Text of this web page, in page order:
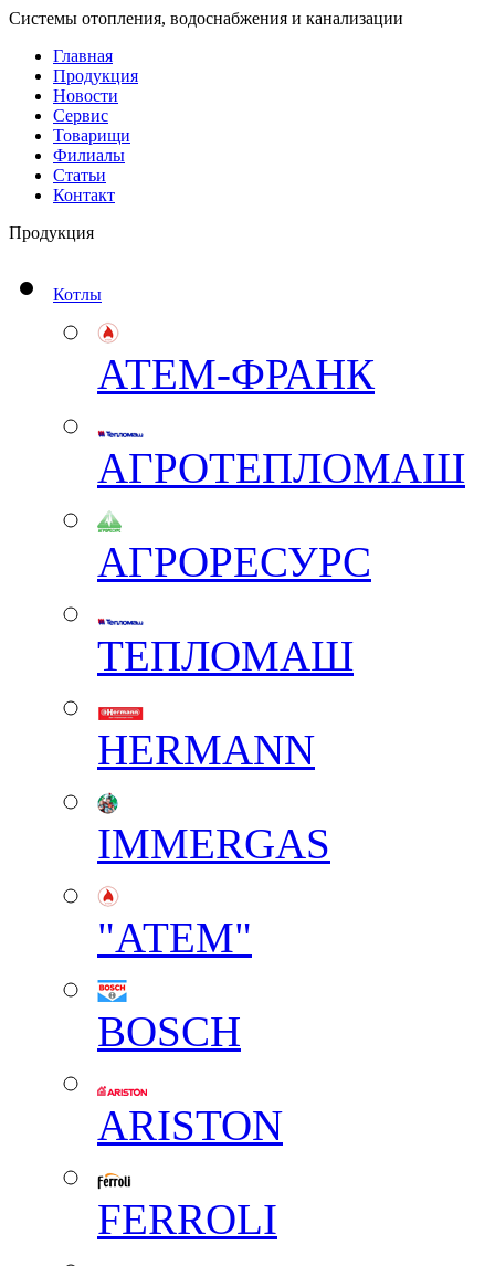
Системы отопления, водоснабжения и канализации
Главная
Продукция
Новости
Сервис
Товарищи
Филиалы
Статьи
Контакт
Продукция
Котлы
АТЕМ-ФРАНК
АГРОТЕПЛОМАШ
АГРОРЕСУРС
ТЕПЛОМАШ
HERMANN
IMMERGAS
"АТЕМ"
BOSCH
ARISTON
FERROLI